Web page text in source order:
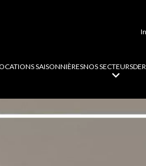
SAISONNIÈRESNOS SECTEURS